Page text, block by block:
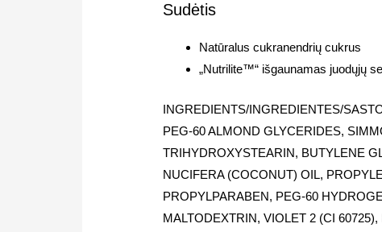
Sudėtis
Natūralus cukranendrių cukrus
„Nutrilite™“ išgaunamas juodųjų
INGREDIENTS/INGREDIENTES/
PEG-60 ALMOND GLYCERIDES,
TRIHYDROXYSTEARIN, BUTYLENE
NUCIFERA (COCONUT) OIL,
PROPYLPARABEN, PEG-60
MALTODEXTRIN, VIOLET 2 (CI